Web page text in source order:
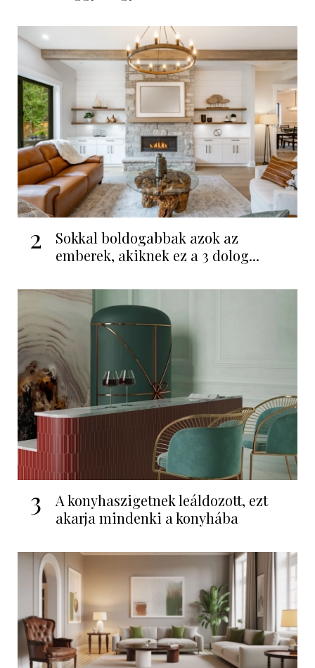
2
Sokkal boldogabbak azok az
emberek, akiknek ez a 3 dolog...
3
A konyhaszigetnek leáldozott, ezt
akarja mindenki a konyhába